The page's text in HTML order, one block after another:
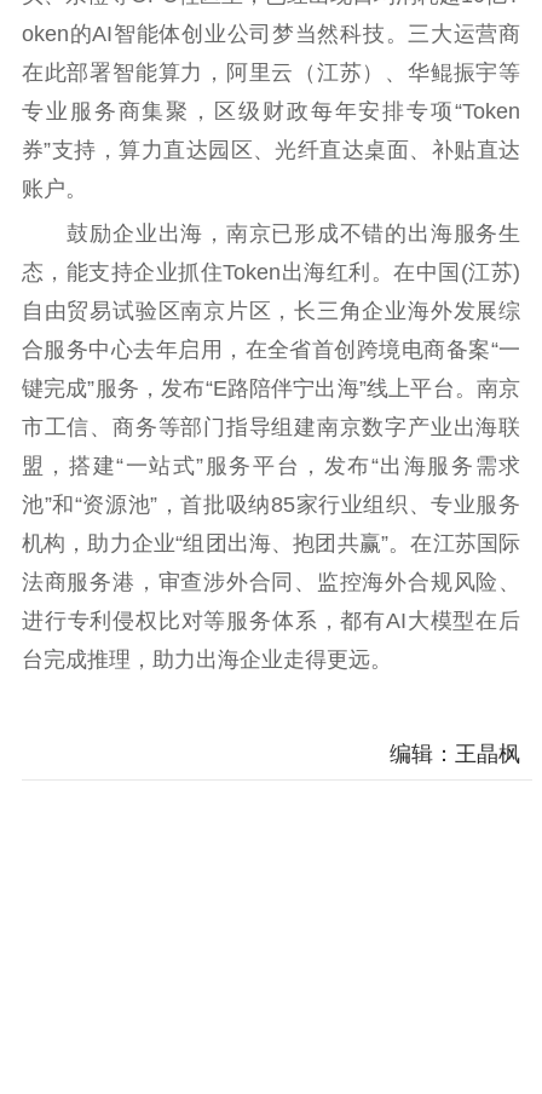
oken的AI智能体创业公司梦当然科技。三大运营商
在此部署智能算力，阿里云（江苏）、华鲲振宇等
专业服务商集聚，区级财政每年安排专项“Token
券”支持，算力直达园区、光纤直达桌面、补贴直达
账户。
鼓励企业出海，南京已形成不错的出海服务生
态，能支持企业抓住Token出海红利。在中国(江苏)
自由贸易试验区南京片区，长三角企业海外发展综
合服务中心去年启用，在全省首创跨境电商备案“一
键完成”服务，发布“E路陪伴宁出海”线上平台。南京
市工信、商务等部门指导组建南京数字产业出海联
盟，搭建“一站式”服务平台，发布“出海服务需求
池”和“资源池”，首批吸纳85家行业组织、专业服务
机构，助力企业“组团出海、抱团共赢”。在江苏国际
法商服务港，审查涉外合同、监控海外合规风险、
进行专利侵权比对等服务体系，都有AI大模型在后
台完成推理，助力出海企业走得更远。
编辑：王晶枫